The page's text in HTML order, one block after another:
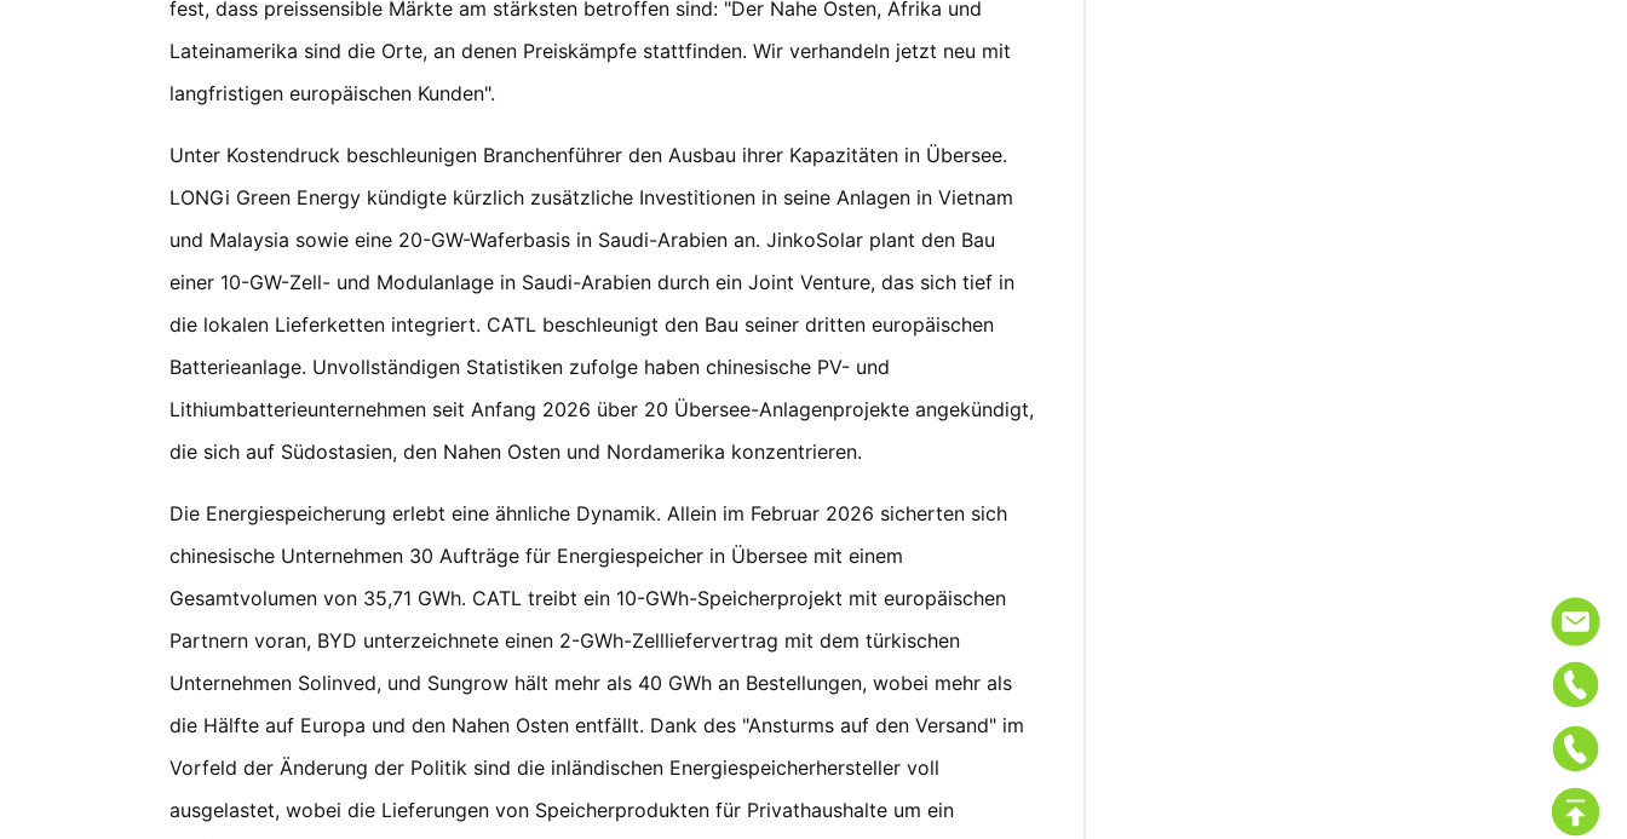
fest, dass preissensible Märkte am stärksten betroffen sind: "Der Nahe Osten, Afrika und
Lateinamerika sind die Orte, an denen Preiskämpfe stattfinden. Wir verhandeln jetzt neu mit
langfristigen europäischen Kunden".
Unter Kostendruck beschleunigen Branchenführer den Ausbau ihrer Kapazitäten in Übersee.
LONGi Green Energy kündigte kürzlich zusätzliche Investitionen in seine Anlagen in Vietnam
und Malaysia sowie eine 20-GW-Waferbasis in Saudi-Arabien an. JinkoSolar plant den Bau
einer 10-GW-Zell- und Modulanlage in Saudi-Arabien durch ein Joint Venture, das sich tief in
die lokalen Lieferketten integriert. CATL beschleunigt den Bau seiner dritten europäischen
Batterieanlage. Unvollständigen Statistiken zufolge haben chinesische PV- und
Lithiumbatterieunternehmen seit Anfang 2026 über 20 Übersee-Anlagenprojekte angekündigt,
die sich auf Südostasien, den Nahen Osten und Nordamerika konzentrieren.
Die Energiespeicherung erlebt eine ähnliche Dynamik. Allein im Februar 2026 sicherten sich
chinesische Unternehmen 30 Aufträge für Energiespeicher in Übersee mit einem
Gesamtvolumen von 35,71 GWh. CATL treibt ein 10-GWh-Speicherprojekt mit europäischen
Partnern voran, BYD unterzeichnete einen 2-GWh-Zellliefervertrag mit dem türkischen
Unternehmen Solinved, und Sungrow hält mehr als 40 GWh an Bestellungen, wobei mehr als
die Hälfte auf Europa und den Nahen Osten entfällt. Dank des "Ansturms auf den Versand" im
Vorfeld der Änderung der Politik sind die inländischen Energiespeicherhersteller voll
ausgelastet, wobei die Lieferungen von Speicherprodukten für Privathaushalte um ein